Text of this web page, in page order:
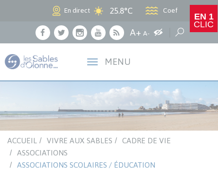
EN 1
CLIC
En direct 25.8°C Coef
Facebook
TwitterInstagram
YoutubeRSSA+Agrandir le texte
A-Réduire le texte
Augmenter les
MENU
ACCUEIL VIVRE AUX SABLES
CADRE DE VIE
ASSOCIATIONS
ASSOCIATIONS SCOLAIRES / ÉDUCATION
Panneau de gestion des cookies